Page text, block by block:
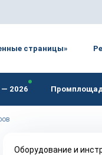
страницы»
2026
Оборудование и